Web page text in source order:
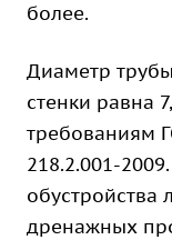
более.
Диаметр
стенки равна
требованиям
218.2.001-
обустройства
дренажных